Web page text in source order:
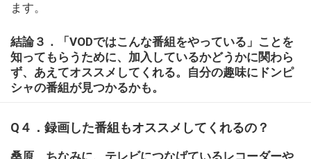
ます。
結論３．「VODではこんな番組をやっている」ことを
知ってもらうために、加入しているかどうかに関わら
ず、あえてオススメしてくれる。自分の趣味にドンピ
シャの番組が見つかるかも。
Q４．録画した番組もオススメしてくれるの？